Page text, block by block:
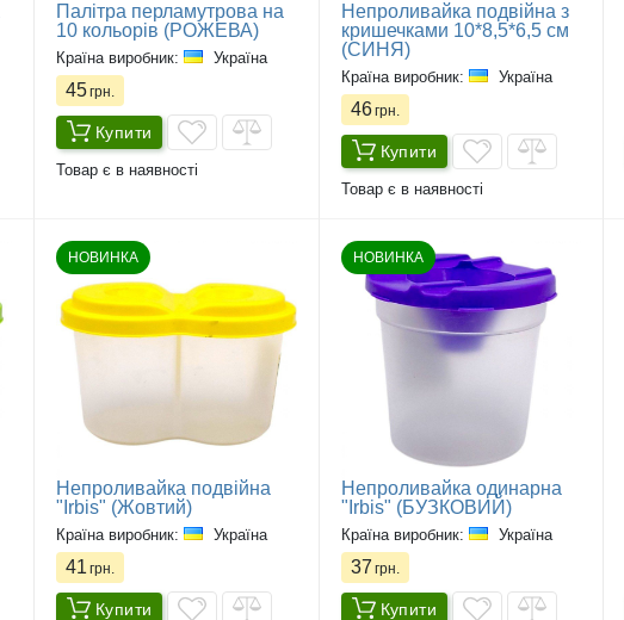
Палітра перламутрова на
10 кольорів (РОЖЕВА)
Країна виробник: Україна
45грн.
Купити
Товар є в наявності
Непроливайка подвійна з
кришечками 10*8,5*6,5 см
(СИНЯ)
Країна виробник: Україна
46грн.
Купити
Товар є в наявності
НОВИНКА
Непроливайка подвійна
"Irbis" (Жовтий)
Країна виробник: Україна
41 грн.
Купити
НОВИНКА
Непроливайка одинарна
"Irbis" (БУЗКОВИЙ)
Країна виробник: Україна
37 грн.
Купити